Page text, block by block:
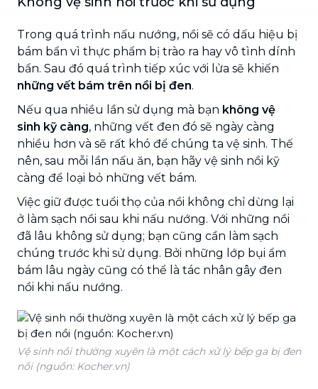
Trong quá trình nấu nướng, nồi sẽ có dấu hiệu bị
bám bẩn vì thực phẩm bị trào ra hay vô tình dính
bẩn. Sau đó quá trình tiếp xúc với lửa sẽ khiến
những vết bám trên nồi bị đen.
Nếu qua nhiều lần sử dụng mà bạn không vệ
sinh kỹ càng, những vết đen đó sẽ ngày càng
nhiều hơn và sẽ rất khó để chúng ta vệ sinh. Thế
nên, sau mỗi lần nấu ăn, bạn hãy vệ sinh nồi kỹ
càng để loại bỏ những vết bám.
Việc giữ được tuổi thọ của nồi không chỉ dừng lại
ở làm sạch nồi sau khi nấu nướng. Với những nồi
đã lâu không sử dụng; bạn cũng cần làm sạch
chúng trước khi sử dụng. Bởi những lớp bụi ẩm
bám lâu ngày cũng có thể là tác nhân gây đen
nồi khi nấu nướng.
Vệ sinh nồi thường xuyên là một cách xử lý bếp ga bị đen
nồi (nguồn: Kocher.vn)